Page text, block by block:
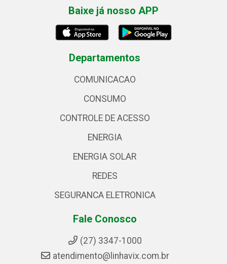
Baixe já nosso APP
Departamentos
COMUNICACAO
CONSUMO
CONTROLE DE ACESSO
ENERGIA
ENERGIA SOLAR
REDES
SEGURANCA ELETRONICA
Fale Conosco
(27) 3347-1000
atendimento@linhavix.com.br